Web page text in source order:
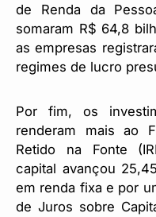
de Renda da
somaram R$ 64,8
as empresas
regimes de lucro
Por fim, os
renderam mais ao
Retido na Fonte
capital avançou
em renda fixa e por
de Juros sobre